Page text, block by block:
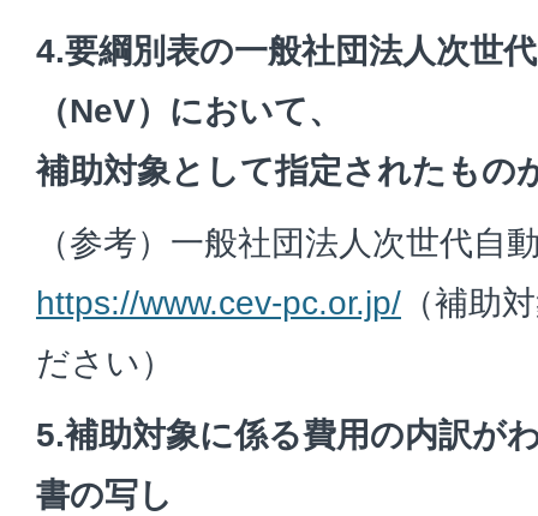
4.要綱別表の一般社団法人次世
（NeV）において、
補助対象として指定されたもの
（参考）一般社団法人次世代自
https://www.cev-pc.or.jp/ （補助
ださい）
5.補助対象に係る費用の内訳が
書の写し